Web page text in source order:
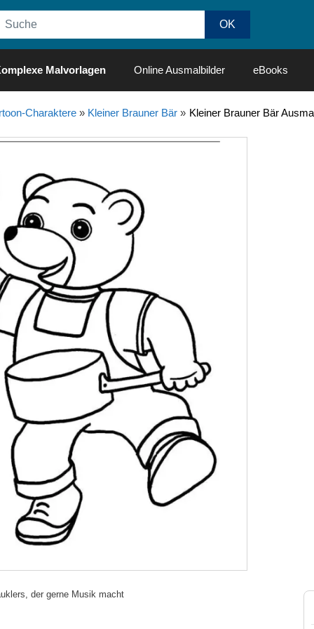
Malvorlagen Online Ausmalbilder eBooks
Charaktere» Kleiner Brauner Bär» Kleiner Brauner Bär
der gerne Musik macht